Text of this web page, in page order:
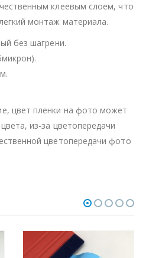
клеевым слоем, что
монтаж материала.
без шагрени.
цвет пленки на фото может
из-за цветопередачи
цветопередачи фото